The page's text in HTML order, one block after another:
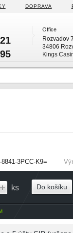
DOPRAVA
Office
Rozvadov 7
34806
Kings
8841-3PCC-K9=
ks Do košíku